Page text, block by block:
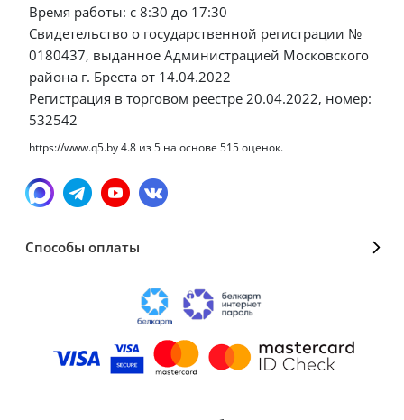
Время работы: с 8:30 до 17:30
Свидетельство о государственной регистрации №
0180437, выданное Администрацией Московского
района г. Бреста от 14.04.2022
Регистрация в торговом реестре 20.04.2022, номер:
532542
https://www.q5.by4.8 из5 на основе 515оценок.
Способы оплаты